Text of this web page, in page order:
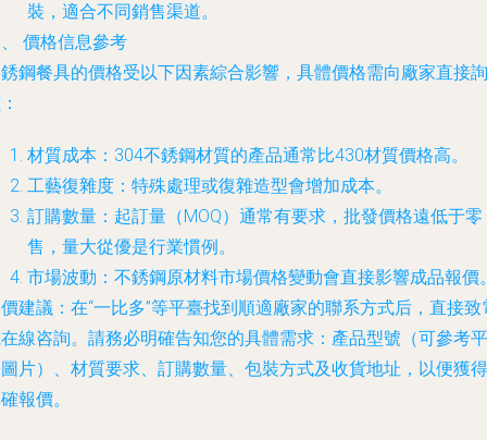
裝，適合不同銷售渠道。
價格信息參考
鋼餐具的價格受以下因素綜合影響， 具體價格需向廠家直接詢
：
材質成本 ：304不銹鋼材質的產品通常比430材質價格高。
工藝復雜度 ：特殊處理或復雜造型會增加成本。
訂購數量 ：起訂量（MOQ）通常有要求，批發價格遠低于零
售，量大從優是行業慣例。
市場波動 ：不銹鋼原材料市場價格變動會直接影響成品報價
建議 ：在“一比多”等平臺找到順適廠家的聯系方式后，直接致
線咨詢。請務必明確告知您的具體需求：產品型號（可參考平
片）、材質要求、訂購數量、包裝方式及收貨地址，以便獲得
報價。